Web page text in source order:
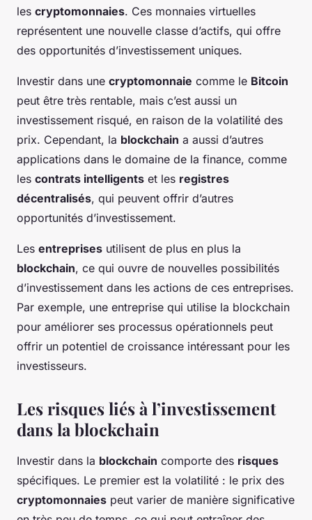
les cryptomonnaies. Ces monnaies virtuelles
représentent une nouvelle classe d’actifs, qui offre
des opportunités d’investissement uniques.
Investir dans une cryptomonnaie comme le Bitcoin
peut être très rentable, mais c’est aussi un
investissement risqué, en raison de la volatilité des
prix. Cependant, la blockchain a aussi d’autres
applications dans le domaine de la finance, comme
les contrats intelligents et les registres
décentralisés, qui peuvent offrir d’autres
opportunités d’investissement.
Les entreprises utilisent de plus en plus la
blockchain, ce qui ouvre de nouvelles possibilités
d’investissement dans les actions de ces entreprises.
Par exemple, une entreprise qui utilise la blockchain
pour améliorer ses processus opérationnels peut
offrir un potentiel de croissance intéressant pour les
investisseurs.
Les risques liés à l’investissement
dans la blockchain
Investir dans la blockchain comporte des risques
spécifiques. Le premier est la volatilité : le prix des
cryptomonnaies peut varier de manière significative